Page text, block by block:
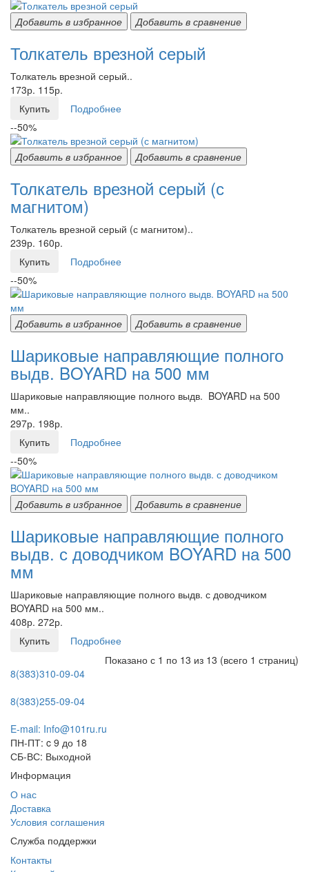
Добавить в избранное Добавить в сравнение
Толкатель врезной серый
Толкатель врезной серый..
173р. 115р.
Купить
Подробнее
--50%
Добавить в избранное Добавить в сравнение
Толкатель врезной серый (с
магнитом)
Толкатель врезной серый (с магнитом)..
239р. 160р.
Купить
Подробнее
--50%
Добавить в избранное Добавить в сравнение
Шариковые направляющие полного
выдв. BOYARD на 500 мм
Шариковые направляющие полного выдв. BOYARD на 500
мм..
297р. 198р.
Купить
Подробнее
--50%
Добавить в избранное Добавить в сравнение
Шариковые направляющие полного
выдв. с доводчиком BOYARD на 500
мм
Шариковые направляющие полного выдв. с доводчиком
BOYARD на 500 мм..
408р. 272р.
Купить
Подробнее
Показано с 1 по 13 из 13 (всего 1 страниц)
8(383)310-09-04
8(383)255-09-04
E-mail: Info@101ru.ru
ПН-ПТ: c 9 до 18
СБ-ВС: Выходной
Информация
О нас
Доставка
Условия соглашения
Служба поддержки
Контакты